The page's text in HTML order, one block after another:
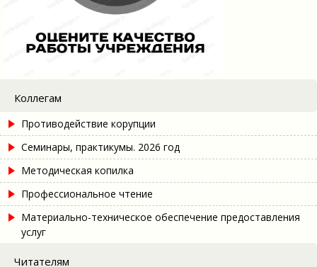
Коллегам
Противодействие корупции
Семинары, практикумы. 2026 год
Методическая копилка
Профессиональное чтение
Материально-техническое обеспечение предоставления
услуг
Читателям